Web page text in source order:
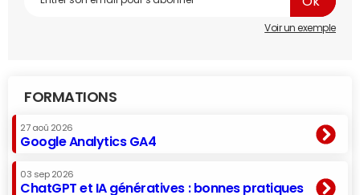
Voir un exemple
FORMATIONS
27 aoû 2026
Google Analytics GA4
03 sep 2026
ChatGPT et IA génératives : bonnes pratiques